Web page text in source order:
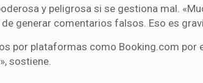
y peligrosa si se gestiona mal.
generar comentarios falsos. Eso es
por plataformas como Booking.com por
sostiene.